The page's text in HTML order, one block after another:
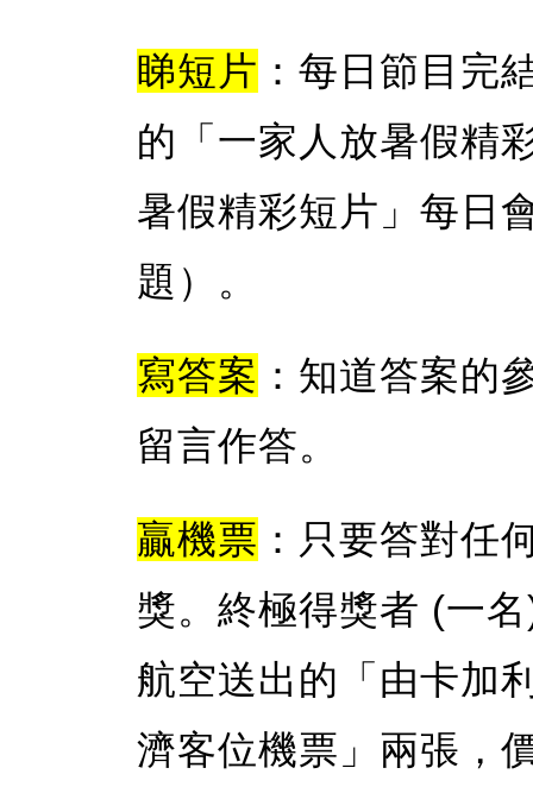
睇短片 ：每日節目完
的「一家人放暑假精
暑假精彩短片」每日
題）。
寫答案 ：知道答案的
留言作答。
贏機票 ：只要答對任
獎。終極得獎者 (一
航空送出的「由卡加
濟客位機票」兩張，